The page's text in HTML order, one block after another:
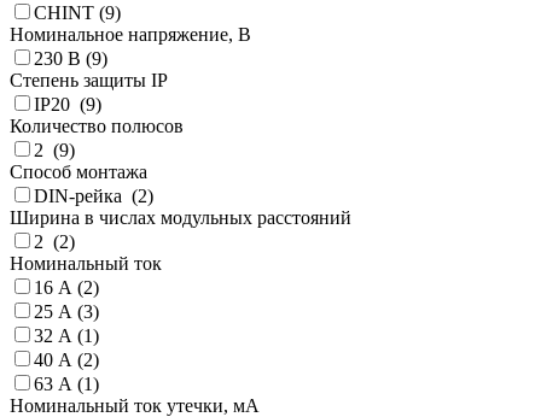
CHINT (9)
Номинальное напряжение, В
230 В (9)
Степень защиты IP
IP20 (9)
Количество полюсов
2 (9)
Способ монтажа
DIN-рейка (2)
Ширина в числах модульных расстояний
2 (2)
Номинальный ток
16 А (2)
25 А (3)
32 А (1)
40 А (2)
63 А (1)
Номинальный ток утечки, мА